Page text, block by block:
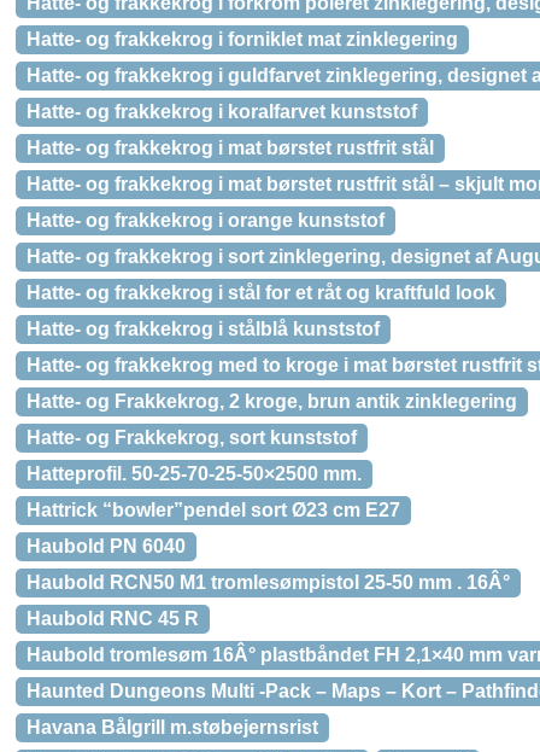
Hatte- og frakkekrog i forniklet mat zinklegering
Hatte- og frakkekrog i guldfarvet zinklegering, designet
Hatte- og frakkekrog i koralfarvet kunststof
Hatte- og frakkekrog i mat børstet rustfrit stål
Hatte- og frakkekrog i mat børstet rustfrit stål – skjult
Hatte- og frakkekrog i orange kunststof
Hatte- og frakkekrog i sort zinklegering, designet af
Hatte- og frakkekrog i stål for et råt og kraftfuld look
Hatte- og frakkekrog i stålblå kunststof
Hatte- og frakkekrog med to kroge i mat børstet rustfrit
Hatte- og Frakkekrog, 2 kroge, brun antik zinklegering
Hatte- og Frakkekrog, sort kunststof
Hatteprofil. 50-25-70-25-50×2500 mm.
Hattrick “bowler”pendel sort Ø23 cm E27
Haubold PN 6040
Haubold RCN50 M1 tromlesømpistol 25-50 mm . 16Â°
Haubold RNC 45 R
Haubold tromlesøm 16Â° plastbåndet FH 2,1×40 mm
Haunted Dungeons Multi -Pack – Maps – Kort –
Havana Bålgrill m.støbejernsrist